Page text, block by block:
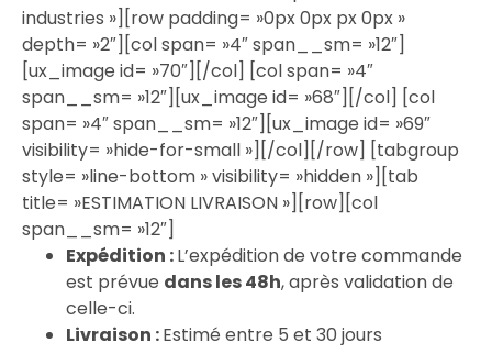
industries »][row padding= »0px 0px px 0px »
depth= »2″][col span= »4″ span__sm= »12″]
[ux_image id= »70″][/col] [col span= »4″
span__sm= »12″][ux_image id= »68″][/col] [col
span= »4″ span__sm= »12″][ux_image id= »69″
visibility= »hide-for-small »][/col][/row] [tabgroup
style= »line-bottom » visibility= »hidden »][tab
title= »ESTIMATION LIVRAISON »][row][col
span__sm= »12″]
Expédition :L’expédition de votre commande
est prévue dans les 48h, après validation de
celle-ci.
Livraison :Estimé entre 5 et 30 jours